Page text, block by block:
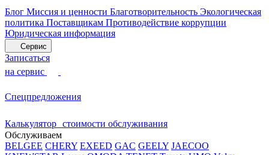
Блог Миссия и ценности Благотворительность Экологическая
политика Поставщикам Противодействие коррупции
Юридическая информация
Сервис
Записаться
на сервис
Спецпредложения
Калькулятор стоимости обслуживания
Обслуживаем
BELGEE CHERY EXEED GAC GEELY JAECOO